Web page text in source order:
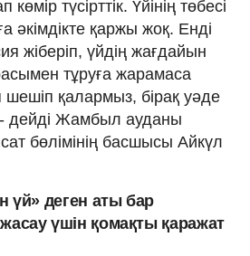
көмір түсірттік. Үйінің төбесі
әкімдікте қаржы жоқ. Енді
жіберіп, үйдің жағдайын
тұруға жарамаса
шешіп қалармыз, бірақ уәде
дейді Жамбыл ауданы
бөлімінің басшысы Айкүл
үй» деген аты бар
үшін қомақты қаражат